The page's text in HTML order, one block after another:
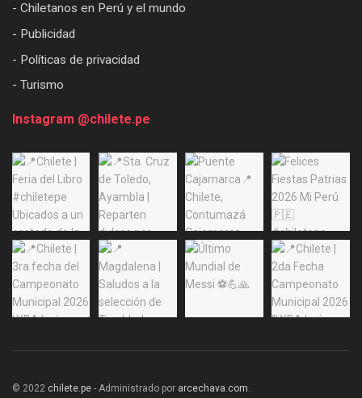
- Chiletanos en Perú y el mundo
- Publicidad
- Políticas de privacidad
- Turismo
Instagram @chilete.pe
© 2022 chilete.pe - Administrado por arcechava.com